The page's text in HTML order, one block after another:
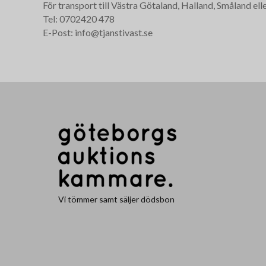
För transport till Västra Götaland, Halland, Småland
Tel: 0702420 478
E-Post: info@tjanstivast.se
Vi tömmer samt säljer dödsbon